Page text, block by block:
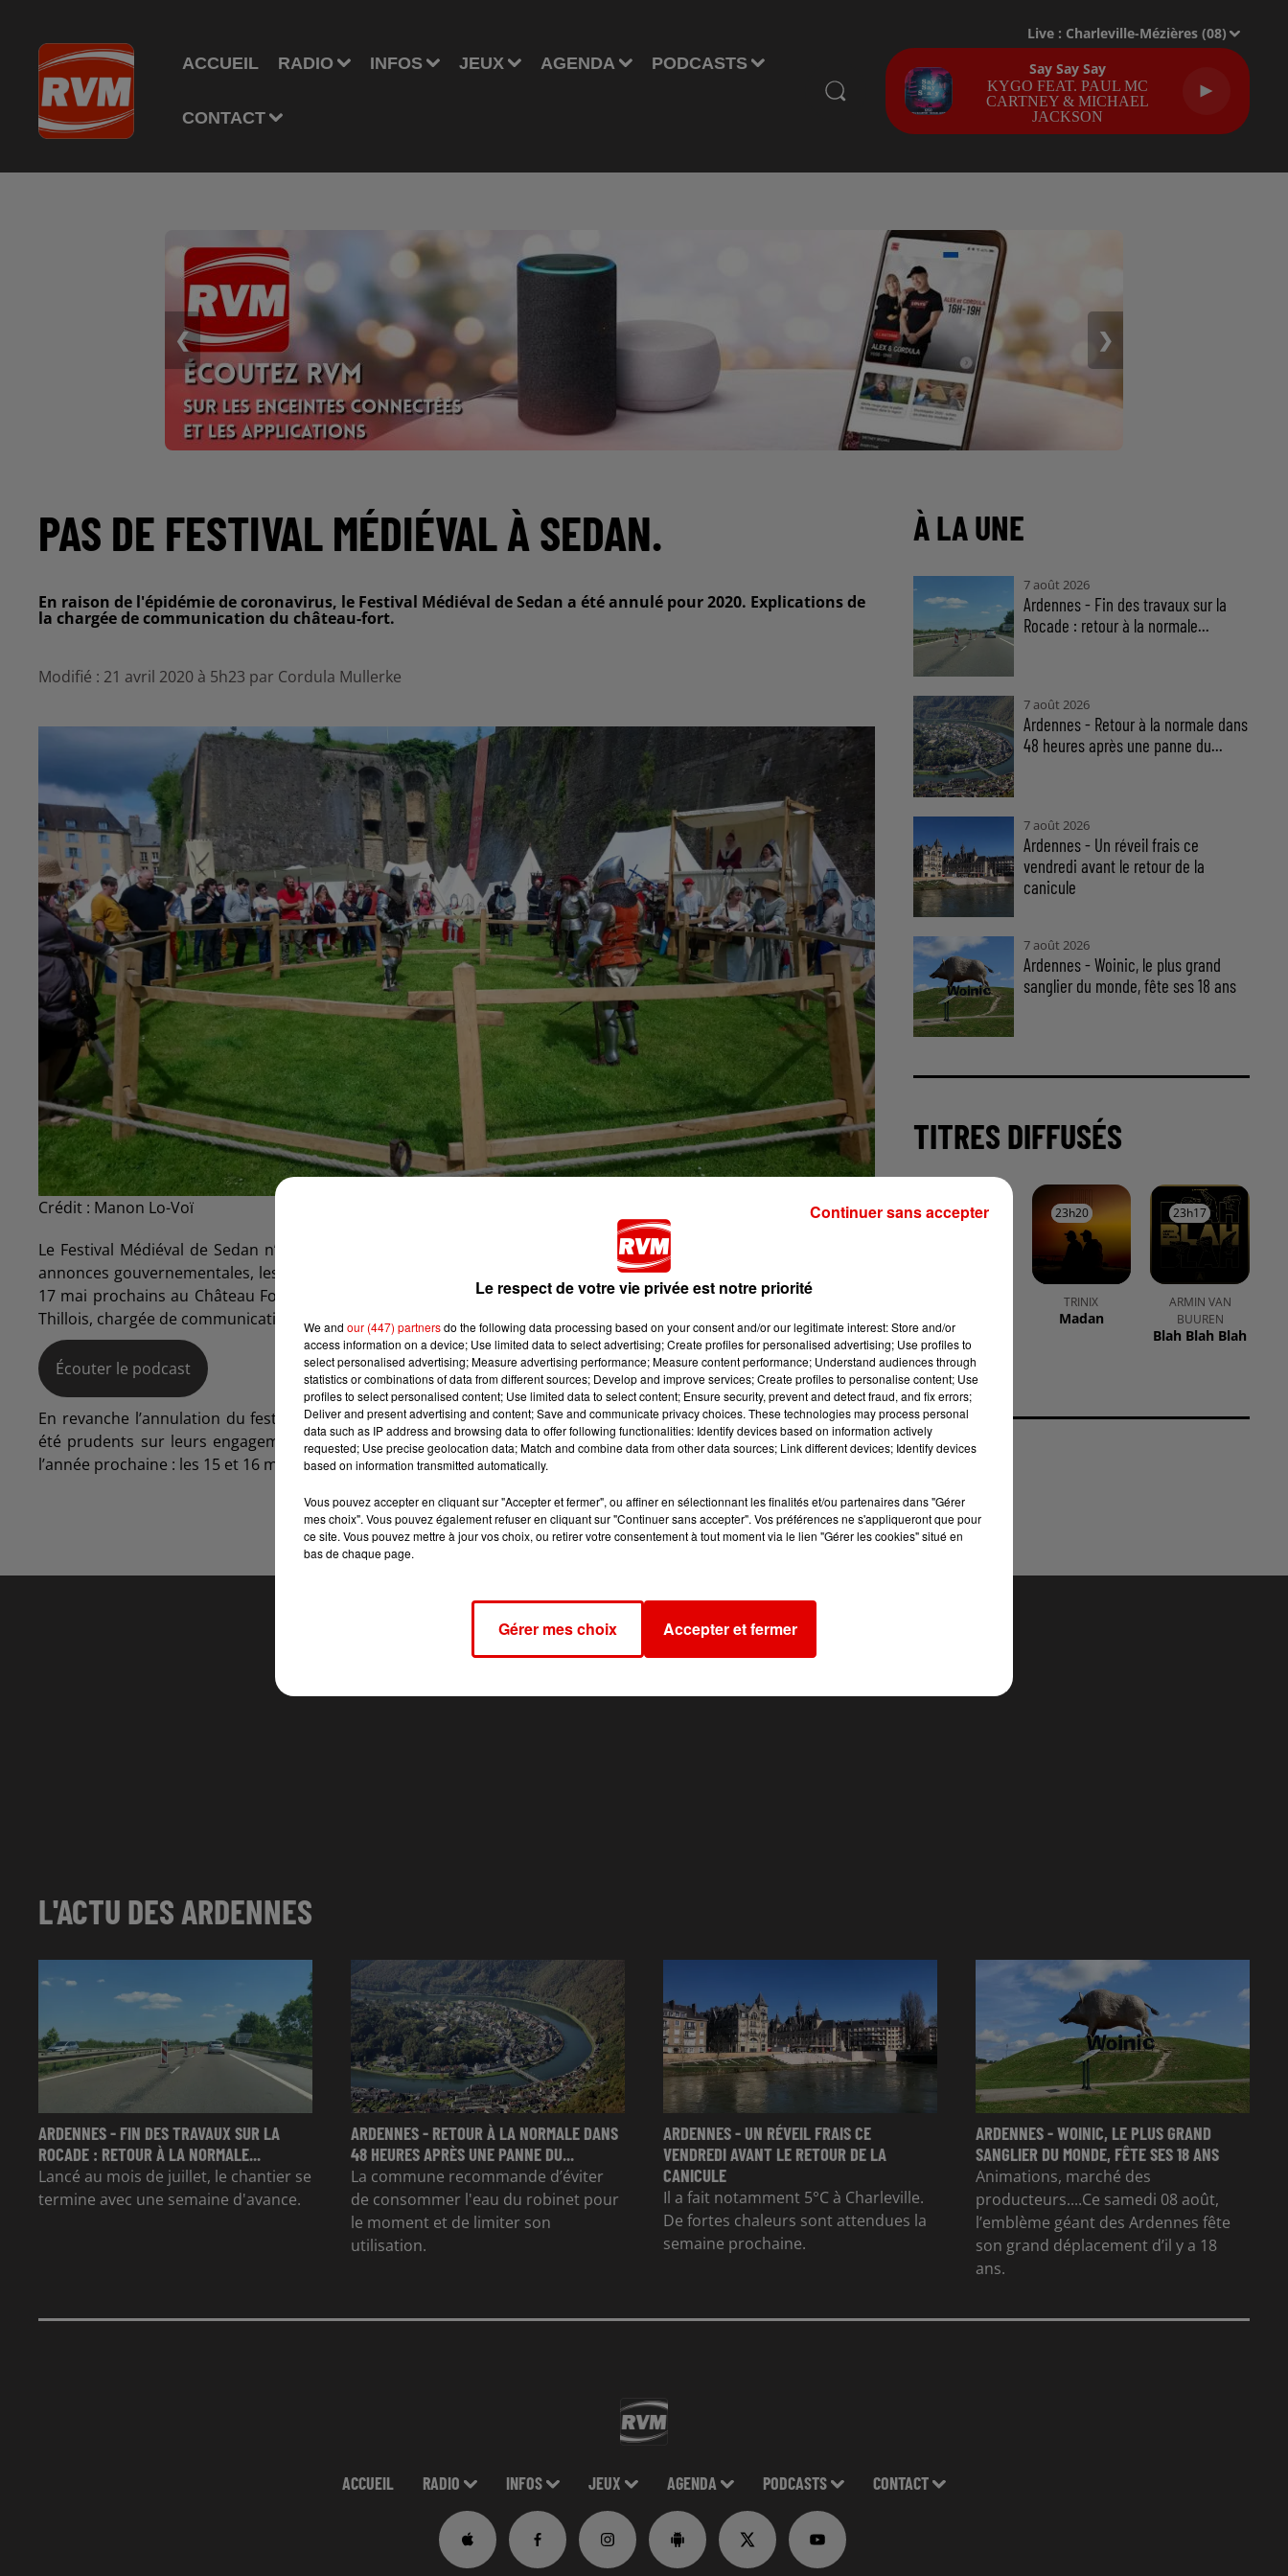
ACCUEIL RADIO INFOS JEUX AGENDA PODCASTS
CONTACT
Live : Charleville-Mézières (08)
Say Say Say
KYGO FEAT. PAUL MC
CARTNEY & MICHAEL
JACKSON
❮ ❯
PAS DE FESTIVAL MÉDIÉVAL À SEDAN.
En raison de l'épidémie de coronavirus, le Festival Médiéval de Sedan a été annulé pour 2020. Explications de
la chargée de communication du château-fort.
Modifié : 21 avril 2020 à 5h23 par Cordula Mullerke
Crédit : Manon Lo-Voï
Le Festival Médiéval de Sedan n’aura pas lieu cette année. En raison de la crise du coronavirus et des dernières
annonces gouvernementales, les organisateurs ont été contraints d’annuler le festival qui devait se tenir les 16 et
17 mai prochains au Château Fort de Sedan et qui devait d’ailleurs fêter son 25ème anniversaire. Ecoutez Audrey
Thillois, chargée de communication au Château Fort de Sedan :
Écouter le podcast
En revanche l’annulation du festival n’aura pas de gros impacts économiques pour les organisateurs qui avaient
été prudents sur leurs engagements financiers dès la fin du mois de février. Ils vous donnent déjà rendez-vous
l’année prochaine : les 15 et 16 mai 2021.
À LA UNE
7 août 2026
Ardennes - Fin des travaux sur la
Rocade : retour à la normale...
7 août 2026
Ardennes - Retour à la normale dans
48 heures après une panne du...
7 août 2026
Ardennes - Un réveil frais ce
vendredi avant le retour de la
canicule
7 août 2026
Ardennes - Woinic, le plus grand
sanglier du monde, fête ses 18 ans
TITRES DIFFUSÉS
23h23
23h23
MICHAEL
JACKSON
Say Say Say
23h20
23h20
TRINIX
Madan
23h17
23h17
ARMIN VAN
BUUREN
Blah Blah Blah
L'ACTU DES ARDENNES
ARDENNES - FIN DES TRAVAUX SUR LA
ROCADE : RETOUR À LA NORMALE...
Lancé au mois de juillet, le chantier se
termine avec une semaine d'avance.
ARDENNES - RETOUR À LA NORMALE DANS
48 HEURES APRÈS UNE PANNE DU...
La commune recommande d’éviter
de consommer l'eau du robinet pour
le moment et de limiter son
utilisation.
ARDENNES - UN RÉVEIL FRAIS CE
VENDREDI AVANT LE RETOUR DE LA
CANICULE
Il a fait notamment 5°C à Charleville.
De fortes chaleurs sont attendues la
semaine prochaine.
ARDENNES - WOINIC, LE PLUS GRAND
SANGLIER DU MONDE, FÊTE SES 18 ANS
Animations, marché des
producteurs....Ce samedi 08 août,
l’emblème géant des Ardennes fête
son grand déplacement d’il y a 18
ans.
ACCUEIL RADIO INFOS JEUX AGENDA PODCASTS CONTACT
Le respect de votre vie privée est notre priorité
We and our (447) partnersdo the following data processing based on your consent and/or our legitimate interest: Store and/or
access information on a device; Use limited data to select advertising; Create profiles for personalised advertising; Use profiles to
select personalised advertising; Measure advertising performance; Measure content performance; Understand audiences through
statistics or combinations of data from different sources; Develop and improve services; Create profiles to personalise content; Use
profiles to select personalised content; Use limited data to select content; Ensure security, prevent and detect fraud, and fix errors;
Deliver and present advertising and content; Save and communicate privacy choices. These technologies may process personal
data such as IP address and browsing data to offer following functionalities: Identify devices based on information actively
requested; Use precise geolocation data; Match and combine data from other data sources; Link different devices; Identify devices
based on information transmitted automatically.
Vous pouvez accepter en cliquant sur "Accepter et fermer", ou affiner en sélectionnant les finalités et/ou partenaires dans "Gérer
mes choix". Vous pouvez également refuser en cliquant sur "Continuer sans accepter". Vos préférences ne s'appliqueront que pour
ce site. Vous pouvez mettre à jour vos choix, ou retirer votre consentement à tout moment via le lien "Gérer les cookies" situé en
bas de chaque page.
Gérer mes choix Accepter et fermer
Continuer sans accepter